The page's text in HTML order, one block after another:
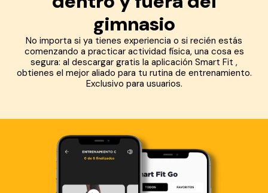
gimnasio
No importa si ya tienes experiencia o si recién estás
comenzando a practicar actividad física, una cosa es
segura: al descargar gratis la aplicación Smart Fit ,
obtienes el mejor aliado para tu rutina de entrenamiento.
Exclusivo para usuarios.